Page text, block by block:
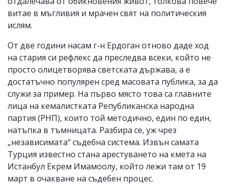
витае в мъгливия и мрачен свят на политическия
ислям.
От две години насам г-н Ердоган отново даде ход
на стария си рефлекс да преследва всеки, който не
просто олицетворява светската държава, а е
достатъчно популярен сред масовата публика, за да
служи за пример. На първо място това са главните
лица на кемалистката Републиканска народна
партия (РНП), които той методично, един по един,
натъпка в тъмницата. Разбира се, уж чрез
„независимата“ съдебна система. Извън самата
Турция известно стана арестуването на кмета на
Истанбул Екрем Имамоолу, който лежи там от 19
март в очакване на съдебен процес.